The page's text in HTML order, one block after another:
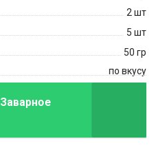
2шт
5 шт
50 гр
по вкусу
Заварное